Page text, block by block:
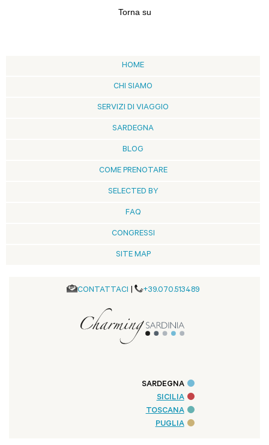
Torna su
HOME
CHI SIAMO
SERVIZI DI VIAGGIO
SARDEGNA
BLOG
COME PRENOTARE
SELECTED BY
FAQ
CONGRESSI
SITE MAP
CONTATTACI +39.070.513489
SARDEGNA
SICILIA
TOSCANA
PUGLIA